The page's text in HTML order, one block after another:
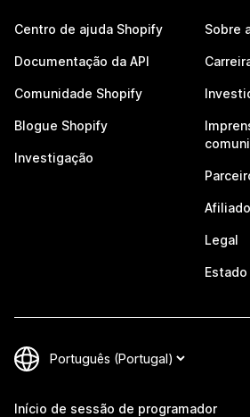
Centro de ajuda Shopify
Documentação da API
Comunidade Shopify
Blogue Shopify
Investigação
Sobre
Legal
Início de sessão de programador